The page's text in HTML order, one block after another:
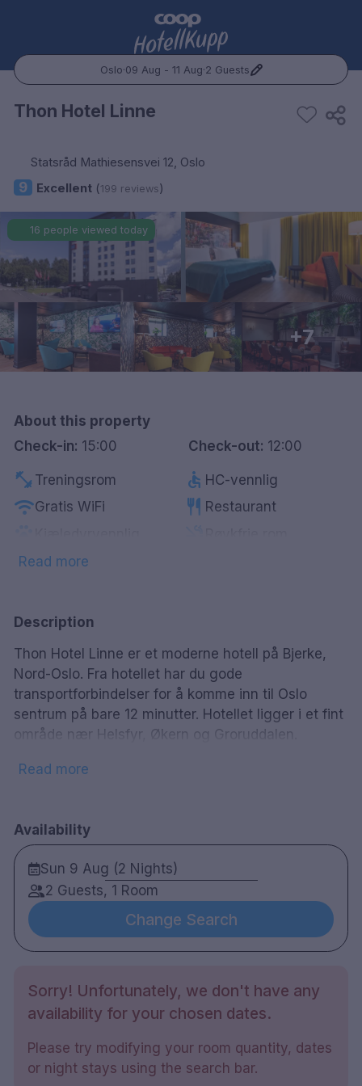
Oslo·09 Aug - 11 Aug·2 Guests
Popular Destinations:
Bergen
Trondheim
Hele Sverige
Stockholm
Hele Danmark
Done
Thon Hotel Linne
Statsråd Mathiesensvei 12, Oslo
9 Excellent(199 reviews)
16 people viewed today
+7
About this property
Check-in: 15:00 Check-out: 12:00
fitness_center Treningsrom accessible HC-vennlig
wifiGratis WiFi restaurant Restaurant
local_parkingParkering mot
ev_station Lader for elbil
Read more
Description
Thon Hotel Linne er et moderne hotell på Bjerke,
Nord-Oslo. Fra hotellet har du gode
transportforbindelser for å komme inn til Oslo
sentrum på bare 12 minutter. Hotellet ligger i et fint
område nær Helsfyr, Økern og Groruddalen.
hotellet. Hotellet har en restaurant, en bar/lobby og
394 rom
Dobbeltrom
Bad med dusj
Gratis WiFi
Minibar
Badstue
Treningsrom
Restaurant
Barneseng uten kostnad
Ekstraseng mot en avgift på 100 NOK per barn,
Read more
Availability
Sun 9 Aug (2 Nights)
2 Guests, 1 Room
Change Search
Sorry! Unfortunately, we don't have any
availability for your chosen dates.
Please try modifying your room quantity, dates
or night stays using the search bar.